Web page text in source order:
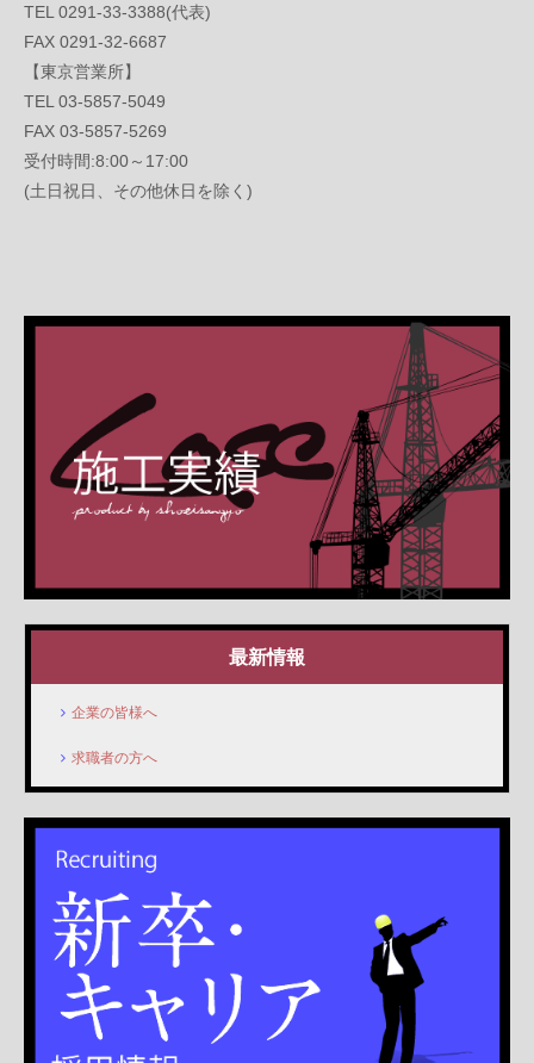
TEL 0291-33-3388(代表)
FAX 0291-32-6687
【東京営業所】
TEL 03-5857-5049
FAX 03-5857-5269
受付時間:8:00～17:00
(土日祝日、その他休日を除く)
最新情報
企業の皆様へ
求職者の方へ